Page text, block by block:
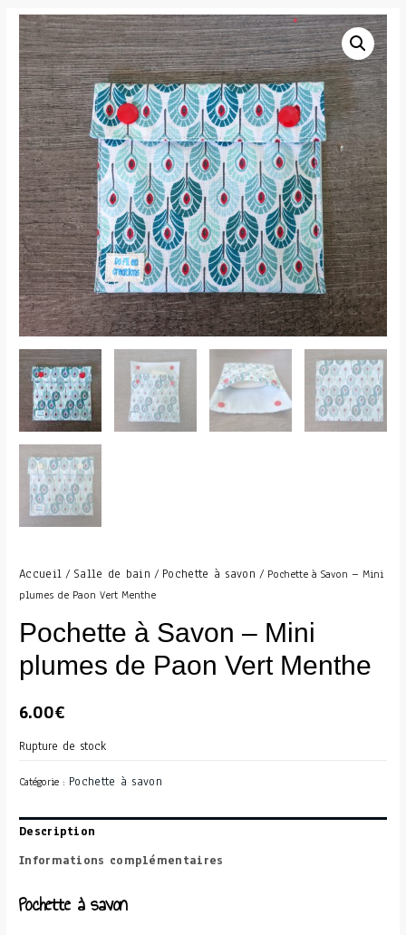
Accueil / Salle de bain / Pochette à savon / Pochette à Savon – Mini
plumes de Paon Vert Menthe
Pochette à Savon – Mini
plumes de Paon Vert Menthe
6.00€
Rupture de stock
Catégorie : Pochette à savon
Description
Informations complémentaires
Pochette à savon